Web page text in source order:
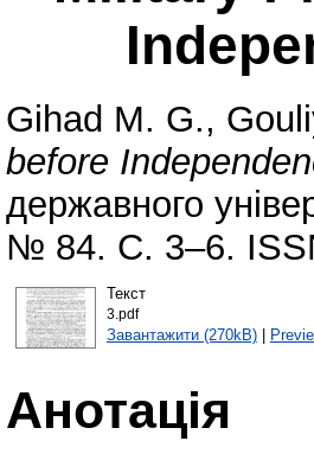
Gihad M. G.,
before
державного
№ 84. С. 3–6.
Текст
3.pdf
Завантажити (270kB)|
Анотація